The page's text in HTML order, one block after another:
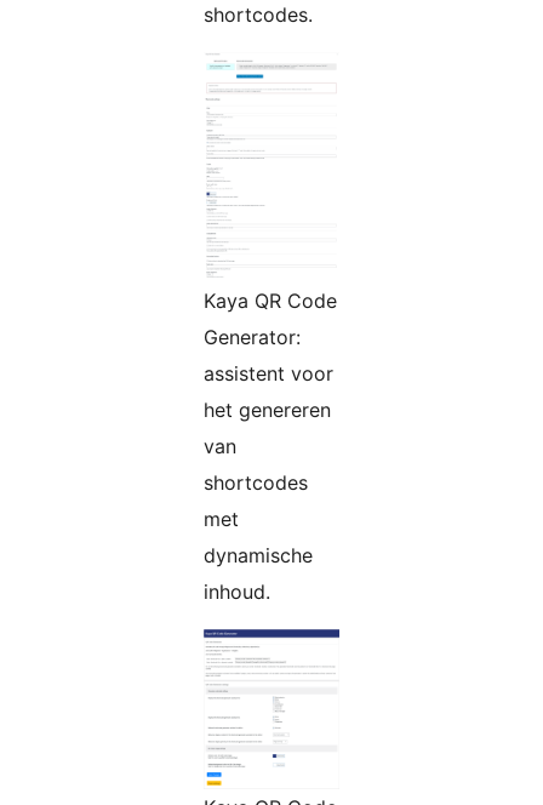
shortcodes.
Kaya QR Code
Generator:
assistent voor
het genereren
van
shortcodes
met
dynamische
inhoud.